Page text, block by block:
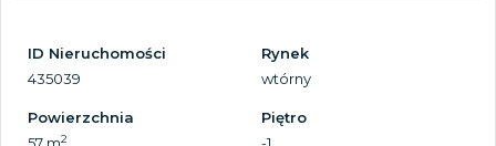
ID Nieruchomości
435039
Rynek
wtórny
Powierzchnia
2
Piętro